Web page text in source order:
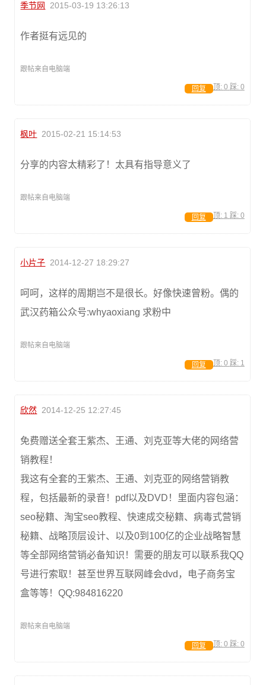
季节网 2015-03-19 13:26:13
作者挺有远见的
跟帖来自电脑端
顶: 0 踩: 0
回复
枫叶 2015-02-21 15:14:53
分享的内容太精彩了！太具有指导意义了
跟帖来自电脑端
顶: 1 踩: 0
回复
小片子 2014-12-27 18:29:27
呵呵，这样的周期岂不是很长。好像快速曾粉。偶的
武汉药箱公众号:whyaoxiang 求粉中
跟帖来自电脑端
顶: 0 踩: 1
回复
欣然 2014-12-25 12:27:45
免费赠送全套王紫杰、王通、刘克亚等大佬的网络营
销教程！
我这有全套的王紫杰、王通、刘克亚的网络营销教
程，包括最新的录音！pdf以及DVD！里面内容包涵：
seo秘籍、淘宝seo教程、快速成交秘籍、病毒式营销
秘籍、战略顶层设计、以及0到100亿的企业战略智慧
等全部网络营销必备知识！需要的朋友可以联系我QQ
号进行索取！甚至世界互联网峰会dvd，电子商务宝
盒等等！QQ:984816220
跟帖来自电脑端
顶: 0 踩: 0
回复